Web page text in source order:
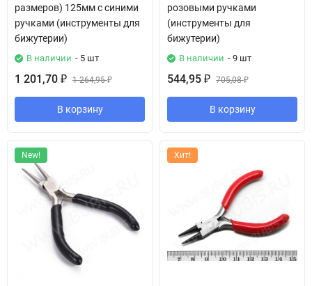
размеров) 125мм с синими
ручками (инструменты для
бижутерии)
В наличии - 5 шт
1 201,70 ₽ 1 264,95₽
В корзину
розовыми ручками
(инструменты для
бижутерии)
В наличии - 9 шт
544,95 ₽ 705,08₽
В корзину
New! Хит!